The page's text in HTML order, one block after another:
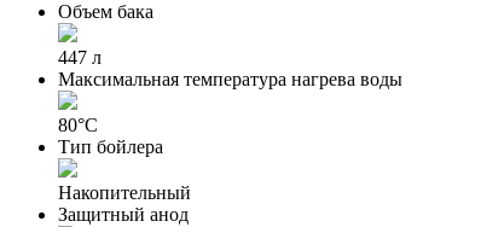
Объем бака
447 л
Максимальная температура нагрева воды
80°С
Тип бойлера
Накопительный
Защитный анод